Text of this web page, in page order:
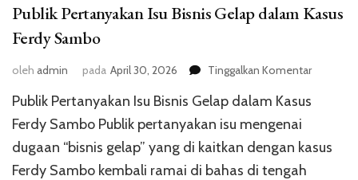
Publik Pertanyakan Isu Bisnis Gelap dalam Kasus
Ferdy Sambo
oleh admin pada April 30, 2026 Tinggalkan Komentarpada
Gelap
Publik Pertanyakan Isu Bisnis Gelap dalam Kasus
Ferdy Sambo Publik pertanyakan isu mengenai
dugaan “bisnis gelap” yang di kaitkan dengan kasus
Ferdy Sambo kembali ramai di bahas di tengah